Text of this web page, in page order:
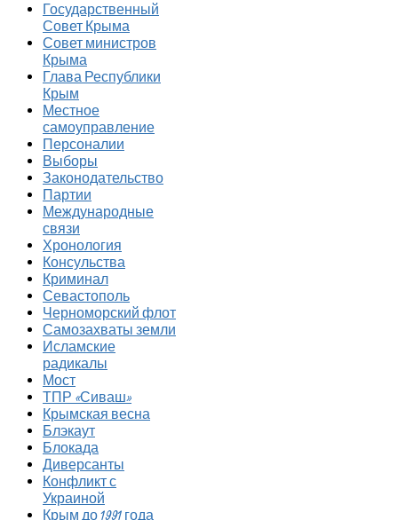
Государственный
Совет Крыма
Совет министров
Крыма
Глава Республики
Крым
Местное
самоуправление
Персоналии
Выборы
Законодательство
Партии
Международные
связи
Хронология
Консульства
Криминал
Севастополь
Черноморский флот
Самозахваты земли
Исламские
радикалы
Мост
ТПР «Сиваш»
Крымская весна
Блэкаут
Блокада
Диверсанты
Конфликт с
Украиной
Крым до 1991 года